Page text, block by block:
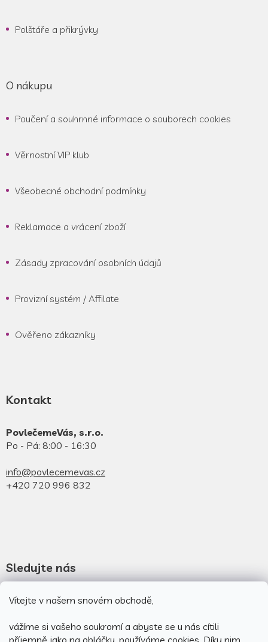
Vítejte v našem snovém obchodě,
vážíme si vašeho soukromí a abyste se u nás cítili
příjemně jako na obláčku, používáme cookies. Díky nim
Polštáře a přikrývky
O nákupu
Poučení a souhrnné informace o souborech cookies
Věrnostní VIP klub
Všeobecné obchodní podmínky
Reklamace a vrácení zboží
Zásady zpracování osobních údajů
Provizní systém / Affilate
Ověřeno zákazníky
Kontakt
PovlečemeVás, s.r.o.
Po - Pá: 8:00 - 16:30
info@povlecemevas.cz
+420 720 996 832
Sledujte nás
Novinky na facebooku
Novinky na instagramu